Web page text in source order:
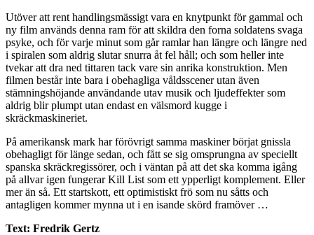
Utöver att rent handlingsmässigt vara en knytpunkt för gammal och
ny film används denna ram för att skildra den forna soldatens svaga
psyke, och för varje minut som går ramlar han längre och längre ned
i spiralen som aldrig slutar snurra åt fel håll; och som heller inte
tvekar att dra ned tittaren tack vare sin anrika konstruktion. Men
filmen består inte bara i obehagliga våldsscener utan även
stämningshöjande användande utav musik och ljudeffekter som
aldrig blir plumpt utan endast en välsmord kugge i
skräckmaskineriet.
På amerikansk mark har förövrigt samma maskiner börjat gnissla
obehagligt för länge sedan, och fått se sig omsprungna av speciellt
spanska skräckregissörer, och i väntan på att det ska komma igång
på allvar igen fungerar Kill List som ett ypperligt komplement. Eller
mer än så. Ett startskott, ett optimistiskt frö som nu såtts och
antagligen kommer mynna ut i en isande skörd framöver …
Text: Fredrik Gertz